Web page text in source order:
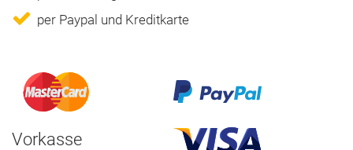
per Paypal und Kreditkarte
Vorkasse